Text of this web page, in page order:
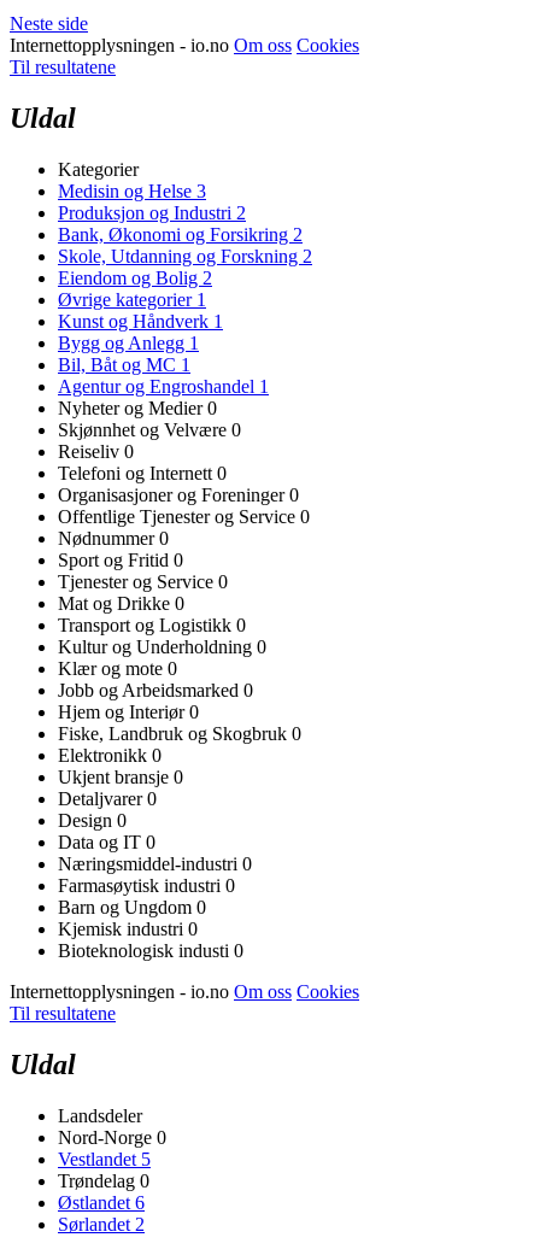
Neste side
Internettopplysningen - io.no Om oss Cookies
Til resultatene
Uldal
Kategorier
Medisin og Helse 3
Produksjon og Industri 2
Bank, Økonomi og Forsikring 2
Skole, Utdanning og Forskning 2
Eiendom og Bolig 2
Øvrige kategorier 1
Kunst og Håndverk 1
Bygg og Anlegg 1
Bil, Båt og MC 1
Agentur og Engroshandel 1
Nyheter og Medier0
Skjønnhet og Velvære 0
Reiseliv 0
Telefoni og Internett 0
Organisasjoner og Foreninger0
Offentlige Tjenester og Service 0
Nødnummer0
Sport og Fritid 0
Tjenester og Service 0
Mat og Drikke 0
Transport og Logistikk 0
Kultur og Underholdning 0
Klær og mote 0
Jobb og Arbeidsmarked 0
Hjem og Interiør0
Fiske, Landbruk og Skogbruk 0
Elektronikk 0
Ukjent bransje 0
Detaljvarer0
Design 0
Data og IT 0
Næringsmiddel-industri 0
Farmasøytisk industri 0
Barn og Ungdom 0
Kjemisk industri 0
Bioteknologisk industi 0
Internettopplysningen - io.no Om oss Cookies
Til resultatene
Uldal
Landsdeler
Nord-Norge 0
Vestlandet 5
Trøndelag 0
Østlandet 6
Sørlandet 2